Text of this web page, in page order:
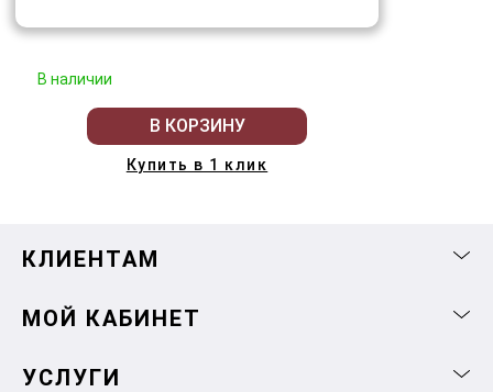
В наличии
В КОРЗИНУ
Купить в 1 клик
КЛИЕНТАМ
МОЙ КАБИНЕТ
УСЛУГИ